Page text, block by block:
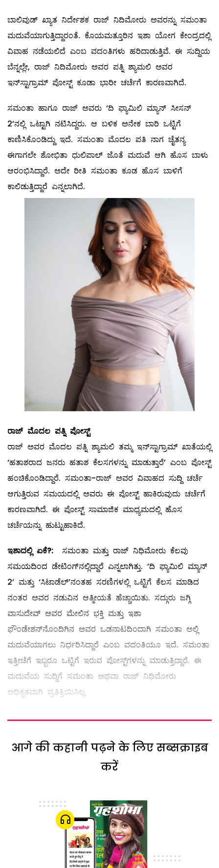
ಬಾಲಿವುಡ್ ಖ್ಯಾತ ನಿರ್ದೇಶಕ ರಾಜ್ ನಿದಿಮೋರು ಅವರನ್ನು ಸಮಂತಾ
ಮದುವೆಯಾಗುತ್ತಿದ್ದಾರಂತೆ. ಕೊಯಮತ್ತೂರಿನ ಇಶಾ ಯೋಗ ಕೇಂದ್ರದಲ್ಲಿ
ವಿವಾಹ ನಡೆಯಲಿದೆ ಎಂಬ ವದಂತಿಗಳು ಹರಿದಾಡುತ್ತಿವೆ. ಈ ಸುದ್ದಿಯ
ಬೆನ್ನಲ್ಲೇ, ರಾಜ್ ನಿದಿಮೋರು ಅವರ ಪತ್ನಿ ಶ್ಯಾಮಲಿ ಅವರ
ಇನ್‌ಸ್ಟಾಗ್ರಾಮ್ ಪೋಸ್ಟ್ ಕೂಡಾ ಭಾರೀ ಚರ್ಚೆಗೆ ಕಾರಣವಾಗಿದೆ.
ಸಮಂತಾ ಹಾಗೂ ರಾಜ್ ಅವರು ‘ದಿ ಫ್ಯಾಮಿಲಿ ಮ್ಯಾನ್ ಸೀಸನ್
2’ನಲ್ಲಿ ಒಟ್ಟಾಗಿ ನಟಿಸಿದ್ದರು. ಆ ಬಳಿಕ ಅನೇಕ ಬಾರಿ ಒಟ್ಟಿಗೆ
ಕಾಣಿಸಿಕೊಂಡಿದ್ದು ಇದೆ. ಸಮಂತಾ ಮೊದಲ ಪತಿ ನಾಗ ಚೈತನ್ಯ
ಈಗಾಗಲೇ ಶೋಭಿತಾ ಧುಲಿಪಾಲ್ ಜೊತೆ ಮದುವೆ ಆಗಿ ಹೊಸ ಬಾಳು
ಆರಂಭಿಸಿದ್ದಾರೆ. ಅದೇ ರೀತಿ ಸಮಂತಾ ಕೂಡ ಹೊಸ ಬಾಳಿಗೆ
ಕಾಲಿಡುತ್ತಿದ್ದಾರೆ ಎನ್ನಲಾಗಿದೆ.
ರಾಜ್ ಮೊದಲ ಪತ್ನಿ ಪೋಸ್ಟ್
ರಾಜ್ ಅವರ ಮೊದಲ ಪತ್ನಿ ಶ್ಯಾಮಲಿ ತಮ್ಮ ಇನ್‌ಸ್ಟಾಗ್ರಾಮ್ ಖಾತೆಯಲ್ಲಿ
‘ಹತಾಶರಾದ ಜನರು ಹತಾಶ ಕೆಲಸಗಳನ್ನು ಮಾಡುತ್ತಾರೆ’ ಎಂಬ ಪೋಸ್ಟ್
ಹಂಚಿಕೊಂಡಿದ್ದಾರೆ. ಸಮಂತಾ-ರಾಜ್ ಅವರ ವಿವಾಹದ ಸುದ್ದಿ ಚರ್ಚೆ
ಆಗುತ್ತಿರುವ ಸಮಯದಲ್ಲಿ ಅವರು ಈ ಪೋಸ್ಟ್ ಹಾಕಿರುವುದು ಚರ್ಚೆಗೆ
ಕಾರಣವಾಗಿದೆ. ಈ ಪೋಸ್ಟ್ ಸಾಮಾಜಿಕ ಮಾಧ್ಯಮದಲ್ಲಿ ಹೊಸ
ಚರ್ಚೆಯನ್ನು ಹುಟ್ಟುಹಾಕಿದೆ.
ಇಶಾದಲ್ಲಿ ಏಕೆ?: ಸಮಂತಾ ಮತ್ತು ರಾಜ್ ನಿಧಿಮೋರು ಕೆಲವು
ಸಮಯದಿಂದ ಡೇಟಿಂಗ್​ನಲ್ಲಿದ್ದಾರೆ ಎನ್ನಲಾಗಿತ್ತು. ‘ದಿ ಫ್ಯಾಮಿಲಿ ಮ್ಯಾನ್
2’ ಮತ್ತು ‘ಸಿಟಾಡೆಲ್’ನಂತಹ ಸರಣಿಗಳಲ್ಲಿ ಒಟ್ಟಿಗೆ ಕೆಲಸ ಮಾಡಿದ
ನಂತರ ಅವರ ನಡುವಿನ ಆತ್ಮೀಯತೆ ಹೆಚ್ಚಾಯಿತು. ಸದ್ಗುರು ಜಗ್ಗಿ
ವಾಸುದೇವ್ ಅವರ ಮೇಲಿನ ಭಕ್ತಿ ಮತ್ತು ಇಶಾ
ಫೌಂಡೇಶನ್‌ನೊಂದಿಗಿನ ಅವರ ಒಡನಾಟದಿಂದಾಗಿ ಸಮಂತಾ ಅಲ್ಲಿ
ಮದುವೆಯಾಗಲು ನಿರ್ಧರಿಸಿದ್ದಾರೆ ಎಂಬ ವದಂತಿಯೂ ಇದೆ. ಸಮಂತಾ
ಇತ್ತೀಚೆಗೆ ಇಬ್ಬರೂ ಒಟ್ಟಿಗೆ ಇರುವ ಪೋಸ್ಟ್‌ಗಳನ್ನು ಮಾಡುತ್ತಿದ್ದಾರೆ. ಈ
ಮದುವೆಯ ಸುದ್ದಿಗೆ ಸಮಂತಾ ಅಥವಾ ರಾಜ್ ನಿಧಿಮೋರು
ಅಧಿಕೃತವಾಗಿ ಪ್ರತಿಕ್ರಿಯಿಸಿಲ್ಲ.
आगे की कहानी पढ़ने के लिए सब्सक्राइब
करें